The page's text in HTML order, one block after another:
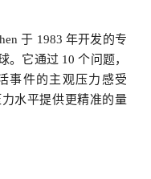
于 1983 年开发的专
。它通过 10 个问题，
事件的主观压力感受
水平提供更精准的量